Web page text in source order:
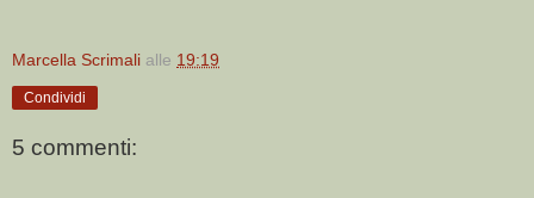
Marcella Scrimali alle 19:19
Condividi
5 commenti: